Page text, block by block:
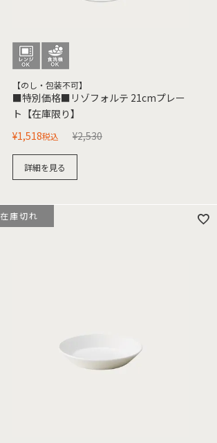
【のし・包装不可】
■特別価格■リゾフォルテ 21cmプレー
ト【在庫限り】
¥2,530
¥1,518税込
詳細を見る
在庫切れ